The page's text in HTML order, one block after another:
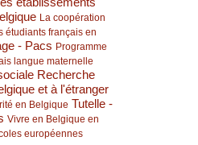
La coopération
étudiants français en
- Pacs Programme
langue maternelle
Recherche
et à l'étranger
en Belgique Tutelle -
Vivre en Belgique en
européennes